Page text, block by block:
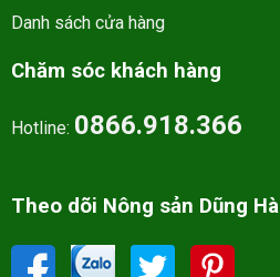
Danh sách cửa hàng
Chăm sóc khách hàng
Hotline: 0866.918.366
Theo dõi Nông sản Dũng Hà